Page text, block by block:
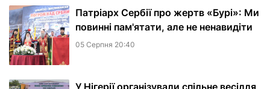
Патріарх Сербії про жертв «Бурі»: Ми
повинні пам'ятати, але не ненавидіти
05 Серпня 20:40